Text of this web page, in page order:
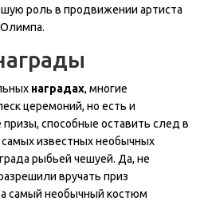
роль в продвижении артиста
наградах, многие
церемоний, но есть и
способные оставить след в
известных необычных
рыбьей чешуей. Да, не
вручать приз
самый необычный костюм